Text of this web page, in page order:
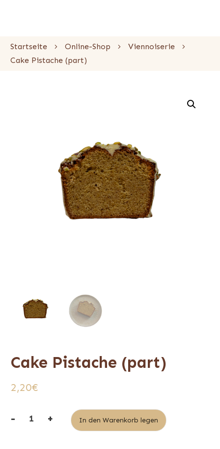
Startseite Online-Shop
Viennoiserie
Cake Pistache (part)
Cake Pistache (part)
2,20€
- + In den Warenkorb legen